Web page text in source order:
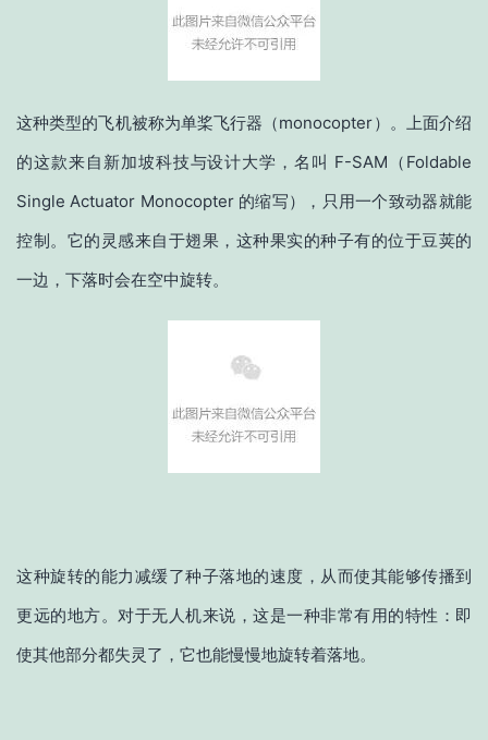
这种类型的飞机被称为单桨飞行器（monocopter）。上面介绍
的这款来自新加坡科技与设计大学，名叫 F-SAM（Foldable
Single Actuator Monocopter 的缩写），只用一个致动器就能
控制。它的灵感来自于翅果，这种果实的种子有的位于豆荚的
一边，下落时会在空中旋转。
这种旋转的能力减缓了种子落地的速度，从而使其能够传播到
更远的地方。对于无人机来说，这是一种非常有用的特性：即
使其他部分都失灵了，它也能慢慢地旋转着落地。